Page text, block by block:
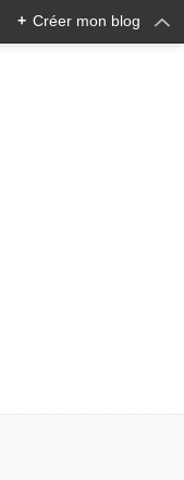
+ Créer mon blog